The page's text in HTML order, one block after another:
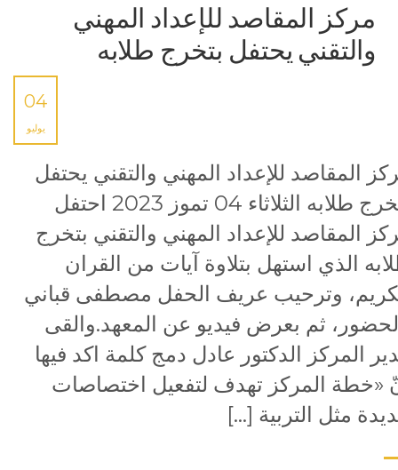
مركز المقاصد للإعداد المهني
والتقني يحتفل بتخرج طلابه
04
يوليو
المقاصد للإعداد المهني والتقني يحتفل
بتخرج طلابه الثلاثاء 04 تموز 2023 احتفل
المقاصد للإعداد المهني والتقني بتخرج
الذي استهل بتلاوة آيات من القران
وترحيب عريف الحفل مصطفى قباني
ثم بعرض فيديو عن المعهد.والقى
المركز الدكتور عادل دمج كلمة اكد فيها
«خطة المركز تهدف لتفعيل اختصاصات
مثل التربية […]